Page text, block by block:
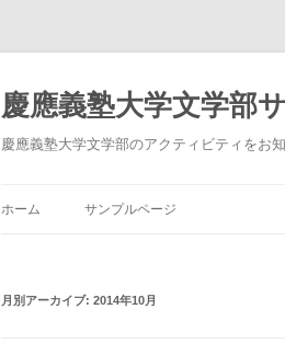
慶應義塾大学文学部
慶應義塾大学文学部のアクティビティをお
ホーム サンプルページ
月別アーカイブ: 2014年10月